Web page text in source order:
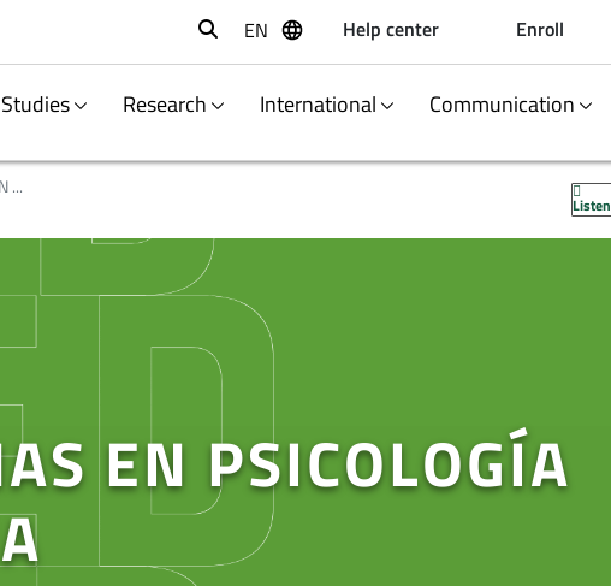
Buscar
EN Help center Enroll
Studies Research International Communication
...
Listen
EN PSICOLOGÍA